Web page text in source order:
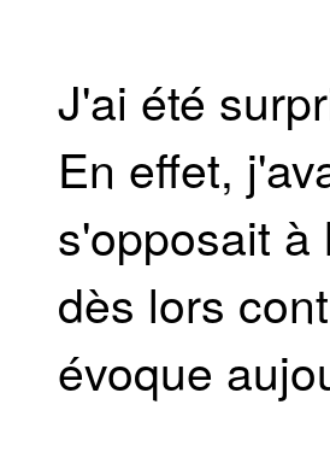
J'ai été
En effet,
s'opposait
dès lors
évoque